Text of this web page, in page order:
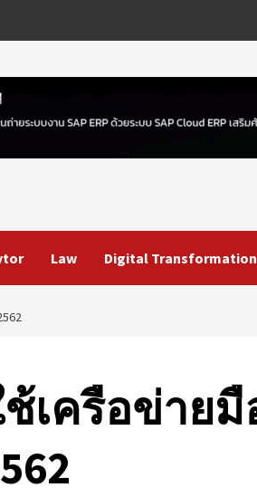
Law Digital Transformation
เครือข่ายมื